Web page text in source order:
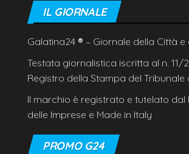
IL GIORNALE
Galatina24 ® – Giornale della Città e
Testata giornalistica iscritta al n. 11/
Registro della Stampa del Tribunale
Il marchio è registrato e tutelato dal
delle Imprese e Made in Italy
PROMO G24